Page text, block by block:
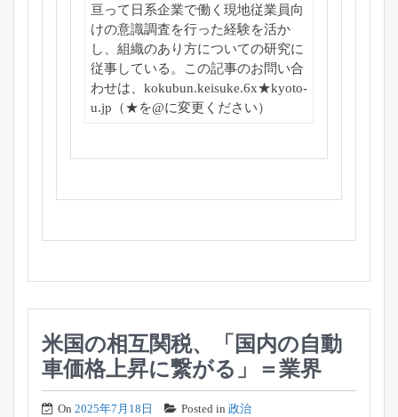
亘って日系企業で働く現地従業員向
けの意識調査を行った経験を活か
し、 組織のあり方についての研究に
従事している。この記事のお問い合
わせは、kokubun.keisuke.6x★kyoto-
u.jp（★を@に変更ください）
米国の相互関税、「国内の自動
車価格上昇に繋がる」＝業界
On 2025年7月18日 Posted in 政治